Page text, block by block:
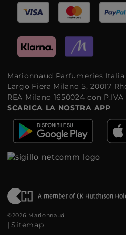
Marionnaud Parfumeries Italia
Largo Fiera Milano 5, 20017
REA Milano 1650024 con P.IVA
SCARICA LA NOSTRA APP
©2026 Marionnaud
| Sitemap